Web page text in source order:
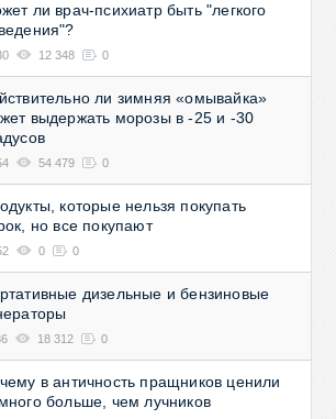
ли врач-психиатр быть "легкого
12 348 0
ли зимняя «омывайка»
выдержать морозы в -25 и -30
54 479 0
которые нельзя покупать
но все покупают
0 0
дизельные и бензиновые
18 312 0
в античность пращников ценили
больше, чем лучников